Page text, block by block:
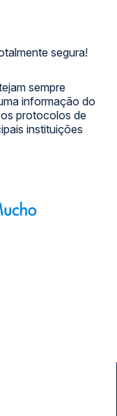
segura!
sempre
informação do
protocolos de
instituições